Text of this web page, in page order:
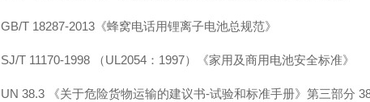
GB/T 18287-2013《蜂窝电话用锂离子电池总规范》
SJ/T 11170-1998 （UL2054：1997）《家用及商用电池安全标准》
UN 38.3 《关于危险货物运输的建议书-试验和标准手册》第三部分